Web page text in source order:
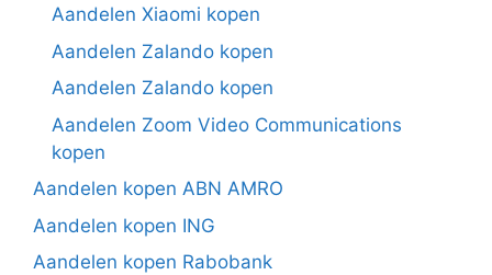
Aandelen Xiaomi kopen
Aandelen Zalando kopen
Aandelen Zalando kopen
Aandelen Zoom Video Communications
kopen
Aandelen kopen ABN AMRO
Aandelen kopen ING
Aandelen kopen Rabobank